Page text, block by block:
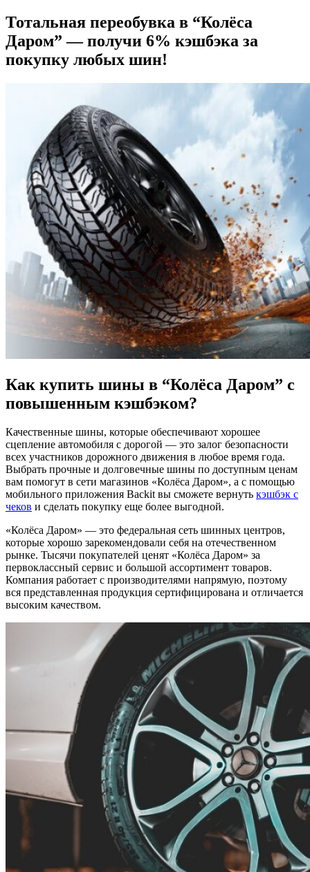
Тотальная переобувка в “Колёса
Даром” — получи 6% кэшбэка за
покупку любых шин!
Как купить шины в “Колёса Даром” с
повышенным кэшбэком?
Качественные шины, которые обеспечивают хорошее
сцепление автомобиля с дорогой — это залог безопасности
всех участников дорожного движения в любое время года.
Выбрать прочные и долговечные шины по доступным ценам
вам помогут в сети магазинов «Колёса Даром», а с помощью
мобильного приложения Backit вы сможете вернуть кэшбэк с
чеков и сделать покупку еще более выгодной.
«Колёса Даром» — это федеральная сеть шинных центров,
которые хорошо зарекомендовали себя на отечественном
рынке. Тысячи покупателей ценят «Колёса Даром» за
первоклассный сервис и большой ассортимент товаров.
Компания работает с производителями напрямую, поэтому
вся представленная продукция сертифицирована и отличается
высоким качеством.